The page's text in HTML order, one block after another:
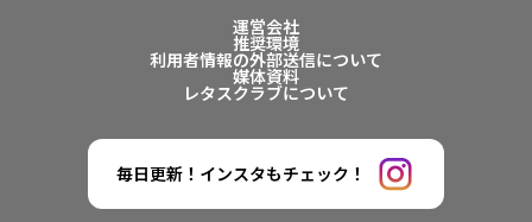
運営会社
推奨環境
利用者情報の外部送信について
媒体資料
レタスクラブについて
毎日更新！インスタもチェック！